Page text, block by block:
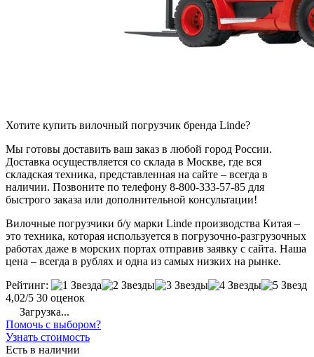
Хотите купить вилочный погрузчик бренда Linde?
Мы готовы доставить ваш заказ в любой город России.
Доставка осуществляется со склада в Москве, где вся
складская техника, представленная на сайте – всегда в
наличии. Позвоните по телефону 8-800-333-57-85 для
быстрого заказа или дополнительной консультации!
Вилочные погрузчики б/у марки Linde производства Китая –
это техника, которая используется в погрузочно-разгрузочных
работах даже в морских портах отправив заявку с сайта. Наша
цена – всегда в рублях и одна из самых низких на рынке.
Рейтинг:
4,02/5 30 оценок
Загрузка...
Помочь с выбором?
Узнать стоимость
Есть в наличии